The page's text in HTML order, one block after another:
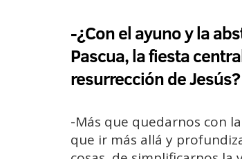
-¿Con el ayuno y la
Pascua, la fiesta
resurrección de Jesús?
-Más que quedarnos con
que ir más allá y